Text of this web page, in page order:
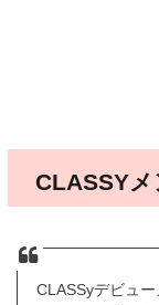
CLASSYメ
CLASSyデビュ